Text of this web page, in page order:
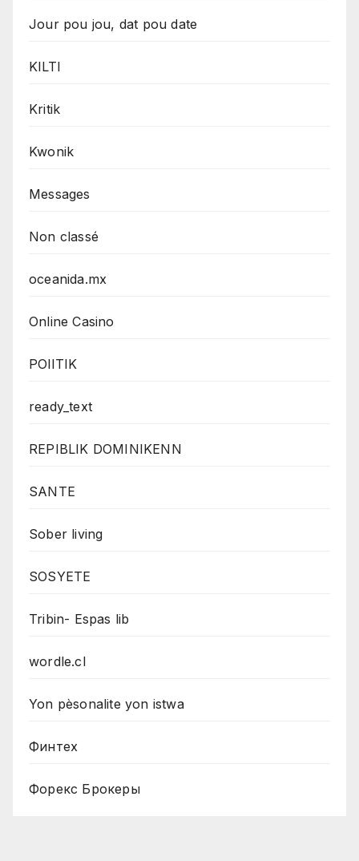
Jour pou jou, dat pou date
KILTI
Kritik
Kwonik
Messages
Non classé
oceanida.mx
Online Casino
POlITIK
ready_text
REPIBLIK DOMINIKENN
SANTE
Sober living
SOSYETE
Tribin- Espas lib
wordle.cl
Yon pèsonalite yon istwa
Финтех
Форекс Брокеры